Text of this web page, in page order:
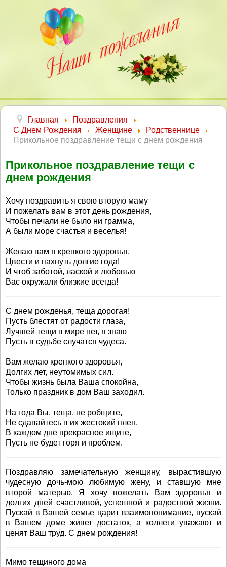
Главная
Поздравления
С Днем Рождения
Женщине
Родственнице
Прикольное поздравление тещи с днем рождения
Прикольное поздравление тещи с
днем рождения
Хочу поздравить я свою вторую маму
И пожелать вам в этот день рождения,
Чтобы печали не было ни грамма,
А были море счастья и веселья!
Желаю вам я крепкого здоровья,
Цвести и пахнуть долгие года!
И чтоб заботой, лаской и любовью
Вас окружали близкие всегда!
С днем рожденья, теща дорогая!
Пусть блестят от радости глаза,
Лучшей тещи в мире нет, я знаю
Пусть в судьбе случатся чудеса.
Вам желаю крепкого здоровья,
Долгих лет, неутомимых сил.
Чтобы жизнь была Ваша спокойна,
Только праздник в дом Ваш заходил.
На года Вы, теща, не робщите,
Не сдавайтесь в их жестокий плен,
В каждом дне прекрасное ищите,
Пусть не будет горя и проблем.
Поздравляю замечательную женщину, вырастившую
чудесную дочь-мою любимую жену, и ставшую мне
второй матерью. Я хочу пожелать Вам здоровья и
долгих дней счастливой, успешной и радостной жизни.
Пускай в Вашей семье царит взаимопонимание, пускай
в Вашем доме живет достаток, а коллеги уважают и
ценят Ваш труд. С днем рождения!
Мимо тещиного дома